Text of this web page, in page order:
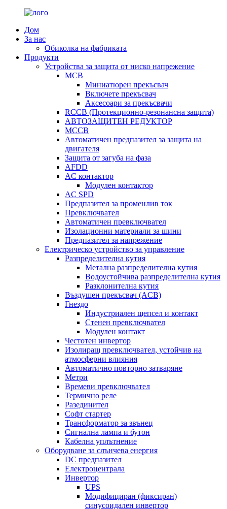
Дом
За нас
Обиколка на фабриката
Продукти
Устройства за защита от ниско напрежение
MCB
Миниатюрен прекъсвач
Включете прекъсвач
Аксесоари за прекъсвачи
RCCB (Протекционно-резонансна защита)
АВТОЗАЩИТЕН РЕДУКТОР
MCCB
Автоматичен предпазител за защита на
двигателя
Защита от загуба на фаза
AFDD
AC контактор
Модулен контактор
AC SPD
Предпазител за променлив ток
Превключвател
Автоматичен превключвател
Изолационни материали за шини
Предпазител за напрежение
Електрическо устройство за управление
Разпределителна кутия
Метална разпределителна кутия
Водоустойчива разпределителна кутия
Разклонителна кутия
Въздушен прекъсвач (ACB)
Гнездо
Индустриален щепсел и контакт
Стенен превключвател
Модулен контакт
Честотен инвертор
Изолиращ превключвател, устойчив на
атмосферни влияния
Автоматично повторно затваряне
Метри
Времеви превключвател
Термично реле
Разединител
Софт стартер
Трансформатор за звънец
Сигнална лампа и бутон
Кабелна уплътнение
Оборудване за слънчева енергия
DC предпазител
Електроцентрала
Инвертор
UPS
Модифициран (фиксиран)
синусоидален инвертор